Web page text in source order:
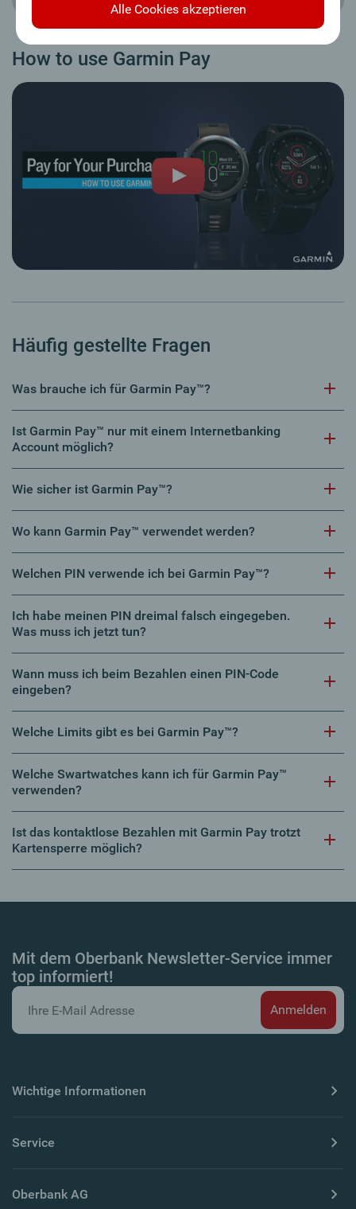
How to use Garmin Pay
Häufig gestellte Fragen
Was brauche ich für Garmin Pay™?
Ist Garmin Pay™ nur mit einem Internetbanking
Account möglich?
Wie sicher ist Garmin Pay™?
Wo kann Garmin Pay™ verwendet werden?
Welchen PIN verwende ich bei Garmin Pay™?
Ich habe meinen PIN dreimal falsch eingegeben.
Was muss ich jetzt tun?
Wann muss ich beim Bezahlen einen PIN-Code
eingeben?
Welche Limits gibt es bei Garmin Pay™?
Welche Swartwatches kann ich für Garmin Pay™
verwenden?
Ist das kontaktlose Bezahlen mit Garmin Pay trotzt
Kartensperre möglich?
Mit dem Oberbank Newsletter-Service immer
top informiert!
Alle Cookies akzeptieren
Wichtige Informationen
Service
Oberbank AG